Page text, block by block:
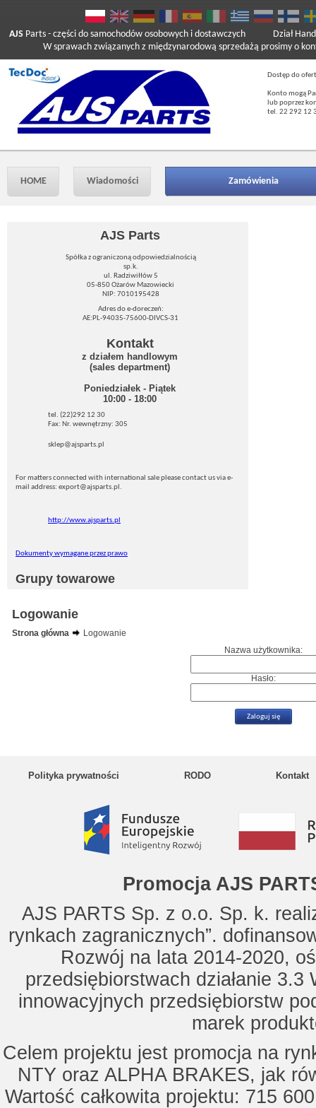
AJS Parts - części do samochodów osobowych i dostawczych
W sprawach związanych z międzynarodową sprzedażą prosimy o
Dział
Dostęp do
Konto mogą
lub poprzez
tel. 22 292 12
HOME Wiadomości Zamówienia
AJS Parts
Spółka z ograniczoną odpowiedzialnością
sp.k.
ul. Radziwiłłów 5
05-850 Ożarów Mazowiecki
NIP: 7010195428
Adres do e-doreczeń:
AE:PL-94035-75600-DIVCS-31
Kontakt
z działem handlowym
(sales department)
Poniedziałek - Piątek
10:00 - 18:00
tel. (22)292 12 30
Fax: Nr. wewnętrzny: 305
sklep@ajsparts.pl
For matters connected with international sale please contact us via e-
mail address: export@ajsparts.pl.
http://www.ajsparts.pl
Dokumenty wymagane przez prawo
Grupy towarowe
Logowanie
Strona główna
Logowanie
Nazwa użytkownika:
Hasło:
Polityka prywatności RODO Kontakt
Promocja AJS
AJS PARTS Sp. z o.o. Sp. k.
rynkach zagranicznych”.
Rozwój na lata 2014-2020,
przedsiębiorstwach działanie
innowacyjnych przedsiębiorstw
marek
Celem projektu jest promocja na
NTY oraz ALPHA BRAKES, jak
Wartość całkowita projektu: 715